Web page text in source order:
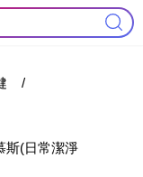
/
斯(日常潔淨